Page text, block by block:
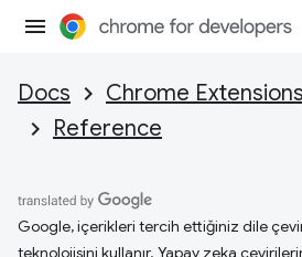
Docs Chrome Extensions
Reference
Google, içerikleri tercih ettiğiniz dile
teknolojisini kullanır. Yapay zeka